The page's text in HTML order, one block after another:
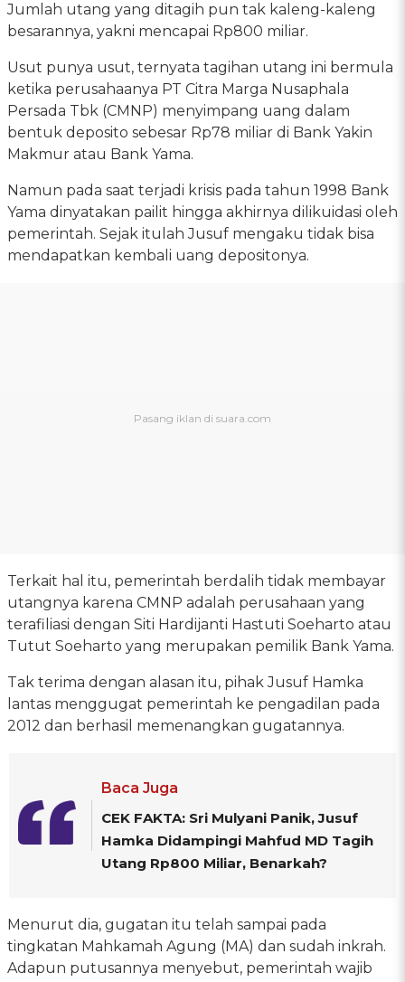
Jumlah utang yang ditagih pun tak kaleng-kaleng
besarannya, yakni mencapai Rp800 miliar.
Usut punya usut, ternyata tagihan utang ini bermula
ketika perusahaanya PT Citra Marga Nusaphala
Persada Tbk (CMNP) menyimpang uang dalam
bentuk deposito sebesar Rp78 miliar di Bank Yakin
Makmur atau Bank Yama.
Namun pada saat terjadi krisis pada tahun 1998 Bank
Yama dinyatakan pailit hingga akhirnya dilikuidasi oleh
pemerintah. Sejak itulah Jusuf mengaku tidak bisa
mendapatkan kembali uang depositonya.
Terkait hal itu, pemerintah berdalih tidak membayar
utangnya karena CMNP adalah perusahaan yang
terafiliasi dengan Siti Hardijanti Hastuti Soeharto atau
Tutut Soeharto yang merupakan pemilik Bank Yama.
Tak terima dengan alasan itu, pihak Jusuf Hamka
lantas menggugat pemerintah ke pengadilan pada
2012 dan berhasil memenangkan gugatannya.
Baca Juga
CEK FAKTA: Sri Mulyani Panik, Jusuf
Hamka Didampingi Mahfud MD Tagih
Utang Rp800 Miliar, Benarkah?
Menurut dia, gugatan itu telah sampai pada
tingkatan Mahkamah Agung (MA) dan sudah inkrah.
Adapun putusannya menyebut, pemerintah wajib